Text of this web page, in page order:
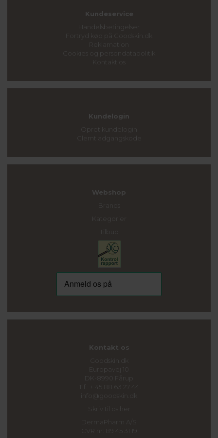
Kundeservice
Handelsbetingelser
Fortryd køb på Goodskin.dk
Reklamation
Cookies og persondatapolitik
Kontakt os
Kundelogin
Opret kundelogin
Glemt adgangskode
Webshop
Brands
Kategorier
Tilbud
Kontakt os
Goodskin.dk
Europavej 10
DK-8990 Fårup
Tlf.: + 45 88 63 27 44
info@goodskin.dk
Skriv til os her
DermaPharm A/S
CVR nr: 89 45 31 19